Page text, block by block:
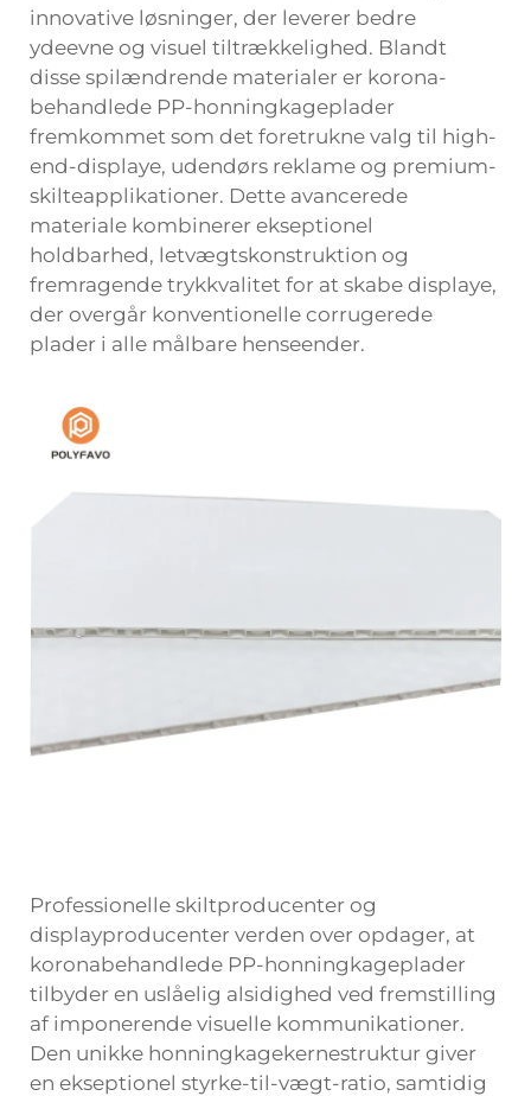
innovative løsninger, der leverer bedre
ydeevne og visuel tiltrækkelighed. Blandt
disse spilændrende materialer er korona-
behandlede PP-honningkageplader
fremkommet som det foretrukne valg til high-
end-displaye, udendørs reklame og premium-
skilteapplikationer. Dette avancerede
materiale kombinerer ekseptionel
holdbarhed, letvægtskonstruktion og
fremragende trykkvalitet for at skabe displaye,
der overgår konventionelle corrugerede
plader i alle målbare henseender.
Professionelle skiltproducenter og
displayproducenter verden over opdager, at
koronabehandlede PP-honningkageplader
tilbyder en uslåelig alsidighed ved fremstilling
af imponerende visuelle kommunikationer.
Den unikke honningkagekernestruktur giver
en ekseptionel styrke-til-vægt-ratio, samtidig